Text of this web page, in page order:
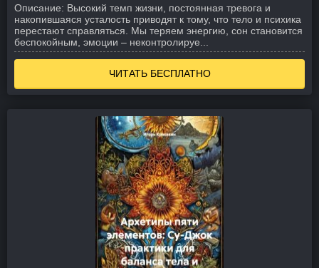
Описание: Высокий темп жизни, постоянная тревога и
накопившаяся усталость приводят к тому, что тело и психика
перестают справляться. Мы теряем энергию, сон становится
беспокойным, эмоции – неконтролируе...
ЧИТАТЬ БЕСПЛАТНО